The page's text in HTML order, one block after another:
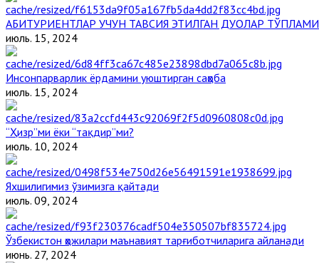
АБИТУРИЕНТЛАР УЧУН ТАВСИЯ ЭТИЛГАН ДУОЛАР ТЎПЛАМИ
июль. 15, 2024
Инсонпарварлик ёрдамини уюштирган саҳоба
июль. 15, 2024
“Ҳизр”ми ёки “тақдир”ми?
июль. 10, 2024
Яхшилигимиз ўзимизга қайтади
июль. 09, 2024
Ўзбекистон ҳожилари маънавият тарғиботчиларига айланади
июнь. 27, 2024